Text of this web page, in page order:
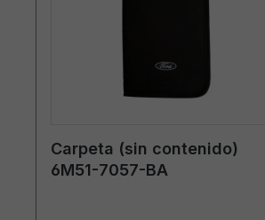
Carpeta (sin contenido)
6M51-7057-BA